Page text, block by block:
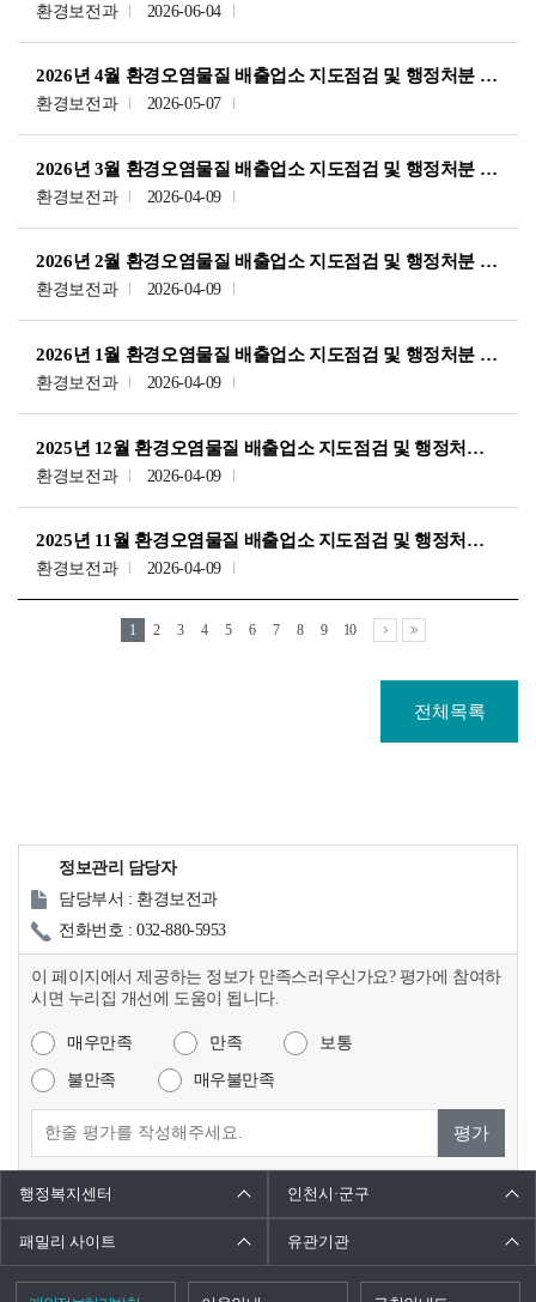
환경보전과 2026-06-04
2026년 4월 환경오염물질 배출업소 지도점검 및 행정처분 내역
환경보전과 2026-05-07
2026년 3월 환경오염물질 배출업소 지도점검 및 행정처분 내역
환경보전과 2026-04-09
2026년 2월 환경오염물질 배출업소 지도점검 및 행정처분 내역
환경보전과 2026-04-09
2026년 1월 환경오염물질 배출업소 지도점검 및 행정처분 내역
환경보전과 2026-04-09
2025년 12월 환경오염물질 배출업소 지도점검 및 행정처분 내역
환경보전과 2026-04-09
2025년 11월 환경오염물질 배출업소 지도점검 및 행정처분 내역
환경보전과 2026-04-09
1 2 3 4 5 6 7 8 9 10
전체목록
정보관리 담당자
담당부서 : 환경보전과
전화번호 : 032-880-5953
이 페이지에서 제공하는 정보가 만족스러우신가요? 평가에 참여하
시면 누리집 개선에 도움이 됩니다.
매우만족 만족 보통
불만족 매우불만족
평가
행정복지센터 인천시·군구
패밀리 사이트 유관기관